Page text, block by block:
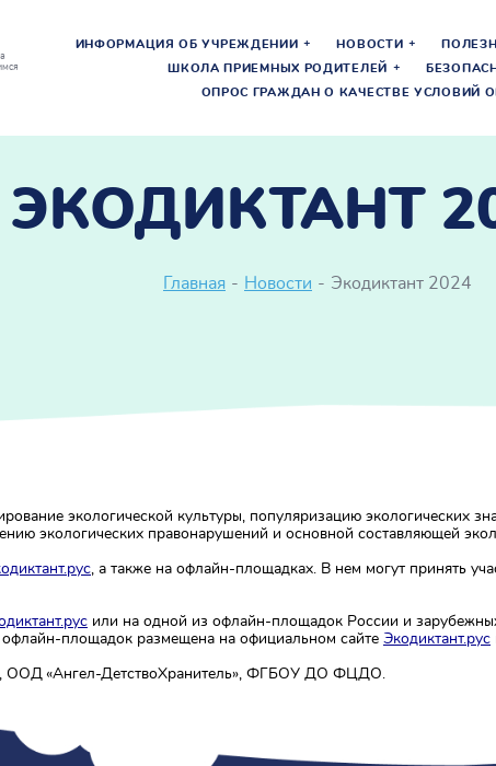
ИНФОРМАЦИЯ ОБ УЧРЕЖДЕНИИ НОВОСТИ
ШКОЛА ПРИЕМНЫХ РОДИТЕЛЕЙ
ОПРОС ГРАЖДАН О КАЧЕСТВЕ УСЛОВИЙ
ЭКОДИКТАНТ
Главная - Новости - Экодиктант 2024
экологической культуры, популяризацию экологических
экологических правонарушений и основной составляющей
, а также на офлайн-площадках. В нем могут принять
или на одной из офлайн-площадок России и
площадок размещена на официальном сайте Экодиктант.рус
ООД «Ангел-ДетствоХранитель», ФГБОУ ДО ФЦДО.